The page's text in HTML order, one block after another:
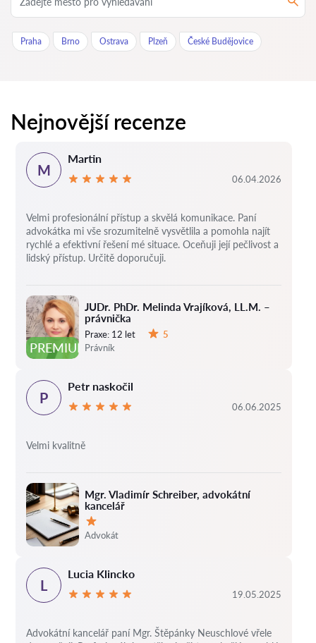
Praha Brno Ostrava Plzeň České Budějovice
Nejnovější recenze
PREMIUM
JUDr. PhDr. Melinda Vrajíková, LL.M. –
právnička
Praxe: 12 let
5
Právník
M
Martin
06.04.2026
Velmi profesionální přístup a skvělá komunikace. Paní
advokátka mi vše srozumitelně vysvětlila a pomohla najít
rychlé a efektivní řešení mé situace. Oceňuji její pečlivost a
lidský přístup. Určitě doporučuji.
Mgr. Vladimír Schreiber, advokátní
kancelář
Hodnocení:
Advokát
P
Petr naskočil
06.06.2025
Velmi kvalitně
L
Lucia Klincko
19.05.2025
Advokátní kancelář paní Mgr. Štěpánky Neuschlové vřele